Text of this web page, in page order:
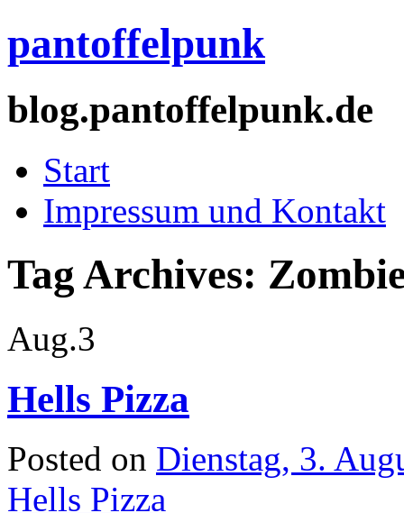
pantoffelpunk
blog.pantoffelpunk.de
Start
Impressum und Kontakt
Tag Archives:
Aug.3
Hells Pizza
Posted on Dienstag, 3.
Hells Pizza